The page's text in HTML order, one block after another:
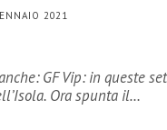
2021
GF Vip: in queste
Ora spunta il…